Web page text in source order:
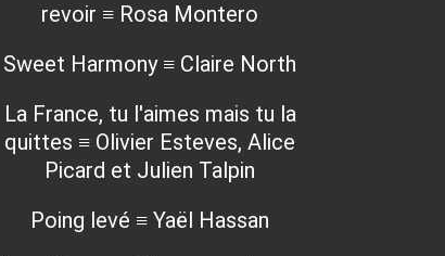
revoir ≡ Rosa Montero
Sweet Harmony ≡ Claire North
La France, tu l'aimes mais tu la
quittes ≡ Olivier Esteves, Alice
Picard et Julien Talpin
Poing levé ≡ Yaël Hassan